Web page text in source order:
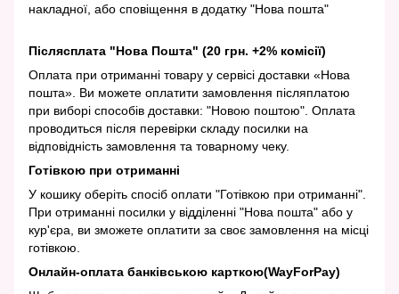
накладної, або сповіщення в додатку "Нова пошта"
Післясплата "Нова Пошта" (20 грн. +2% комісії)
Оплата при отриманні товару у сервісі доставки «Нова
пошта». Ви можете оплатити замовлення післяплатою
при виборі способів доставки: "Новою поштою". Оплата
проводиться після перевірки складу посилки на
відповідність замовлення та товарному чеку.
Готівкою при отриманні
У кошику оберіть спосіб оплати "Готівкою при отриманні".
При отриманні посилки у відділенні "Нова пошта" або у
кур'єра, ви зможете оплатити за своє замовлення на місці
готівкою.
Онлайн-оплата банківською карткою(WayForPay)